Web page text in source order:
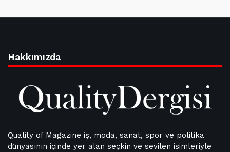
Hakkımızda
Quality of Magazine iş, moda, sanat, spor ve politika
dünyasının içinde yer alan seçkin ve sevilen isimleriyle